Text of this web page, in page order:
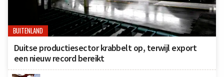
BUITENLAND
Duitse productiesector krabbelt op, terwijl export
een nieuw record bereikt